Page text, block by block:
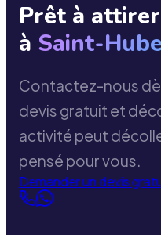
Prêt à
à Saint-
Contactez-nous
devis gratuit et
activité peut
pensé pour vous.
Demander un devis